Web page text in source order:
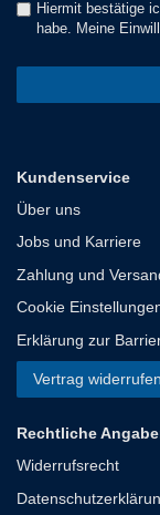
Hiermit bestätige
habe. Meine
Kundenservice
Über uns
Jobs und Karriere
Zahlung und
Cookie
Erklärung zur
Vertrag widerrufen
Rechtliche
Widerrufsrecht